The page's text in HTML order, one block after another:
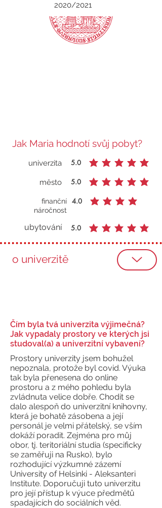
2020/2021
Jak Maria hodnotí svůj pobyt?
univerzita 5.0
průměrné hodnocení je 5 z 5
město
5.0
průměrné hodnocení je 5 z 5
finanční
náročnost
4.0
průměrné hodnocení je 4 z 5
ubytování 5.0
průměrné hodnocení je 5 z 5
o univerzitě
Čím byla tvá univerzita výjimečná?
Jak vypadaly prostory ve kterých jsi
studoval(a) a univerzitní vybavení?
Prostory univerzity jsem bohužel
nepoznala, protože byl covid. Výuka
tak byla přenesena do online
prostoru a z mého pohledu byla
zvládnuta velice dobře. Chodit se
dalo alespoň do univerzitní knihovny,
která je bohatě zásobena a její
personál je velmi přátelský, se vším
dokáží poradit. Zejména pro můj
obor, tj. teritoriální studia (specificky
se zaměřuji na Rusko), bylo
rozhodující výzkumné zázemí
University of Helsinki - Aleksanteri
Institute. Doporučuji tuto univerzitu
pro její přístup k výuce předmětů
spadajících do sociálních věd.